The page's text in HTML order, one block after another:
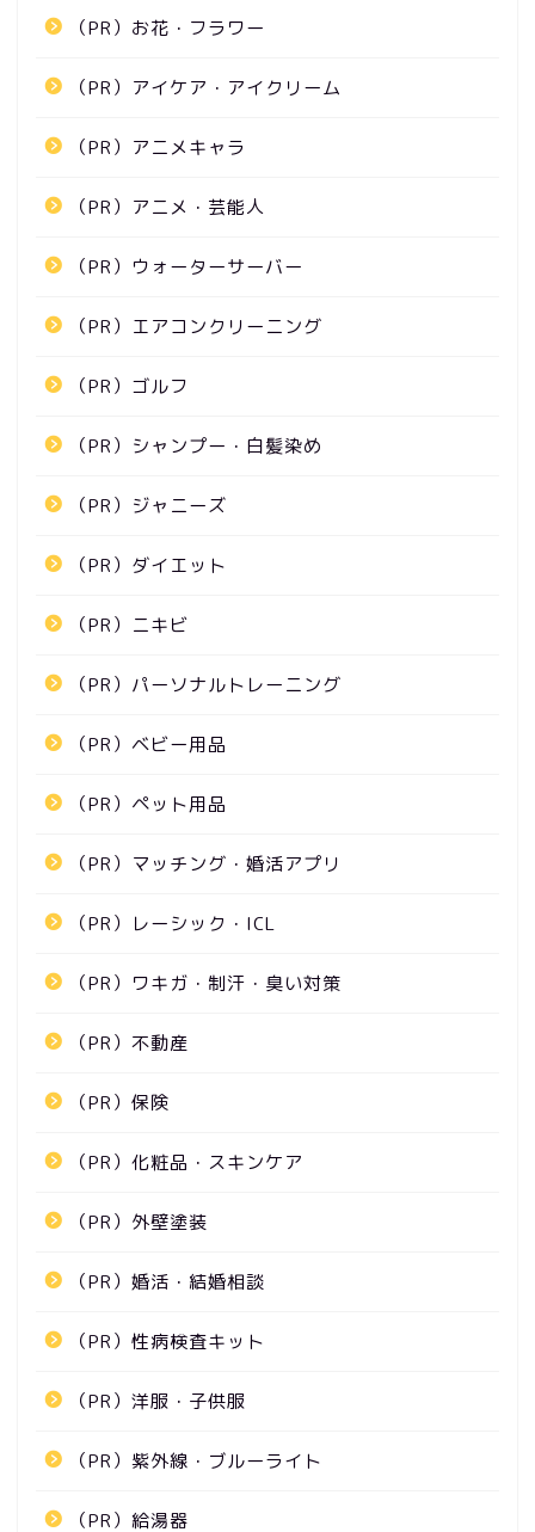
（PR）お花・フラワー
（PR）アイケア・アイクリーム
（PR）アニメキャラ
（PR）アニメ・芸能人
（PR）ウォーターサーバー
（PR）エアコンクリーニング
（PR）ゴルフ
（PR）シャンプー・白髪染め
（PR）ジャニーズ
（PR）ダイエット
（PR）ニキビ
（PR）パーソナルトレーニング
（PR）ベビー用品
（PR）ペット用品
（PR）マッチング・婚活アプリ
（PR）レーシック・ICL
（PR）ワキガ・制汗・臭い対策
（PR）不動産
（PR）保険
（PR）化粧品・スキンケア
（PR）外壁塗装
（PR）婚活・結婚相談
（PR）性病検査キット
（PR）洋服・子供服
（PR）紫外線・ブルーライト
（PR）給湯器